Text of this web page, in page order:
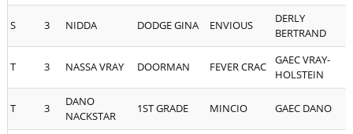
S 3 NIDDA DODGE GINA ENVIOUS
DERLY
BERTRAND
T 3 NASSA VRAY DOORMAN FEVER CRAC
GAEC VRAY-
HOLSTEIN
T 3
DANO
NACKSTAR
1ST GRADE MINCIO GAEC DANO